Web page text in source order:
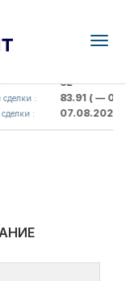
sug'urta
82
: 83.91( — 0.0 )
: 07.08.2026